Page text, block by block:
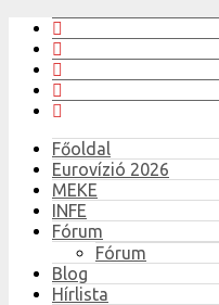
Főoldal
Eurovízió 2026
MEKE
INFE
Fórum
Fórum
Blog
Hírlista